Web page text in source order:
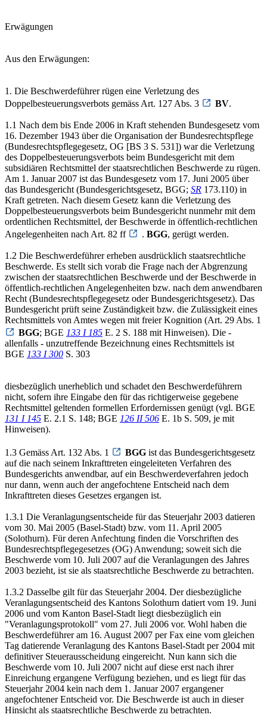
Erwägungen
Aus den Erwägungen:
1. Die Beschwerdeführer rügen eine Verletzung des
Doppelbesteuerungsverbots gemäss Art. 127 Abs. 3
BV.
1.1 Nach dem bis Ende 2006 in Kraft stehenden Bundesgesetz vom
16. Dezember 1943 über die Organisation der Bundesrechtspflege
(Bundesrechtspflegegesetz, OG [BS 3 S. 531]) war die Verletzung
des Doppelbesteuerungsverbots beim Bundesgericht mit dem
subsidiären Rechtsmittel der staatsrechtlichen Beschwerde zu rügen.
Am 1. Januar 2007 ist das Bundesgesetz vom 17. Juni 2005 über
das Bundesgericht (Bundesgerichtsgesetz, BGG; SR 173.110) in
Kraft getreten. Nach diesem Gesetz kann die Verletzung des
Doppelbesteuerungsverbots beim Bundesgericht nunmehr mit dem
ordentlichen Rechtsmittel, der Beschwerde in öffentlich-rechtlichen
Angelegenheiten nach Art. 82 ff
. BGG, gerügt werden.
1.2 Die Beschwerdeführer erheben ausdrücklich staatsrechtliche
Beschwerde. Es stellt sich vorab die Frage nach der Abgrenzung
zwischen der staatsrechtlichen Beschwerde und der Beschwerde in
öffentlich-rechtlichen Angelegenheiten bzw. nach dem anwendbaren
Recht (Bundesrechtspflegegesetz oder Bundesgerichtsgesetz). Das
Bundesgericht prüft seine Zuständigkeit bzw. die Zulässigkeit eines
Rechtsmittels von Amtes wegen mit freier Kognition (Art. 29 Abs. 1
BGG; BGE 133 I 185 E. 2 S. 188 mit Hinweisen). Die -
allenfalls - unzutreffende Bezeichnung eines Rechtsmittels ist
BGE 133 I 300 S. 303
diesbezüglich unerheblich und schadet den Beschwerdeführern
nicht, sofern ihre Eingabe den für das richtigerweise gegebene
Rechtsmittel geltenden formellen Erfordernissen genügt (vgl. BGE
131 I 145 E. 2.1 S. 148; BGE 126 II 506 E. 1b S. 509, je mit
Hinweisen).
1.3 Gemäss Art. 132 Abs. 1 BGG ist das Bundesgerichtsgesetz
auf die nach seinem Inkrafttreten eingeleiteten Verfahren des
Bundesgerichts anwendbar, auf ein Beschwerdeverfahren jedoch
nur dann, wenn auch der angefochtene Entscheid nach dem
Inkrafttreten dieses Gesetzes ergangen ist.
1.3.1 Die Veranlagungsentscheide für das Steuerjahr 2003 datieren
vom 30. Mai 2005 (Basel-Stadt) bzw. vom 11. April 2005
(Solothurn). Für deren Anfechtung finden die Vorschriften des
Bundesrechtspflegegesetzes (OG) Anwendung; soweit sich die
Beschwerde vom 10. Juli 2007 auf die Veranlagungen des Jahres
2003 bezieht, ist sie als staatsrechtliche Beschwerde zu betrachten.
1.3.2 Dasselbe gilt für das Steuerjahr 2004. Der diesbezügliche
Veranlagungsentscheid des Kantons Solothurn datiert vom 19. Juni
2006 und vom Kanton Basel-Stadt liegt diesbezüglich ein
"Veranlagungsprotokoll" vom 27. Juli 2006 vor. Wohl haben die
Beschwerdeführer am 16. August 2007 per Fax eine vom gleichen
Tag datierende Veranlagung des Kantons Basel-Stadt per 2004 mit
definitiver Steuerausscheidung eingereicht. Nun kann sich die
Beschwerde vom 10. Juli 2007 nicht auf diese erst nach ihrer
Einreichung ergangene Verfügung beziehen, und es liegt für das
Steuerjahr 2004 kein nach dem 1. Januar 2007 ergangener
angefochtener Entscheid vor. Die Beschwerde ist auch in dieser
Hinsicht als staatsrechtliche Beschwerde zu betrachten.